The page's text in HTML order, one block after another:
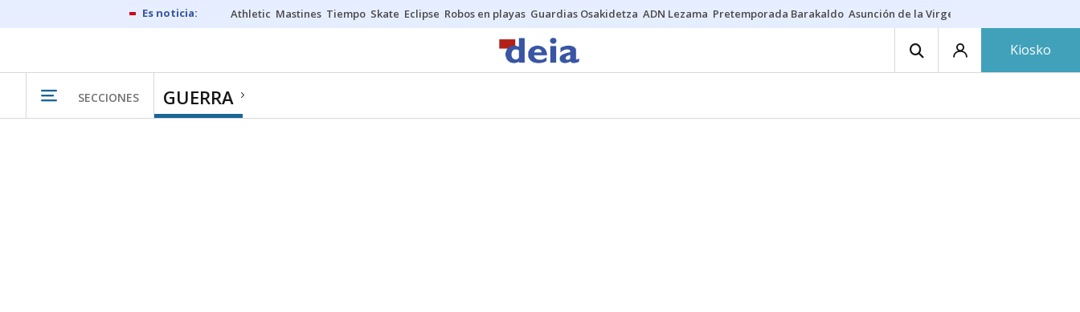
Athletic Mastines Tiempo Skate Eclipse Robos en playas Guardias Osakidetza ADN Lezama Pretemporada Barakaldo Asunción de la Virgen
Kiosko
SECCIONES GUERRA